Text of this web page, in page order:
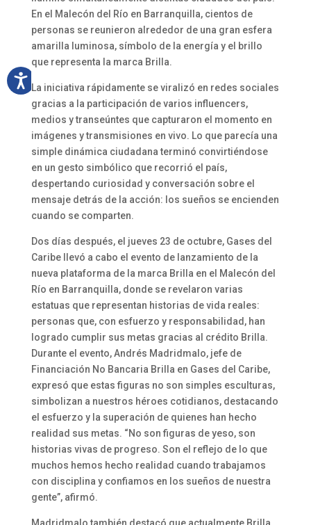
En el Malecón del Río en Barranquilla, cientos de
personas se reunieron alrededor de una gran esfera
amarilla luminosa, símbolo de la energía y el brillo
que representa la marca Brilla.
La iniciativa rápidamente se viralizó en redes sociales
gracias a la participación de varios influencers,
medios y transeúntes que capturaron el momento en
imágenes y transmisiones en vivo. Lo que parecía una
simple dinámica ciudadana terminó convirtiéndose
en un gesto simbólico que recorrió el país,
despertando curiosidad y conversación sobre el
mensaje detrás de la acción: los sueños se encienden
cuando se comparten.
Dos días después, el jueves 23 de octubre, Gases del
Caribe llevó a cabo el evento de lanzamiento de la
nueva plataforma de la marca Brilla en el Malecón del
Río en Barranquilla, donde se revelaron varias
estatuas que representan historias de vida reales:
personas que, con esfuerzo y responsabilidad, han
logrado cumplir sus metas gracias al crédito Brilla.
Durante el evento, Andrés Madridmalo, jefe de
Financiación No Bancaria Brilla en Gases del Caribe,
expresó que estas figuras no son simples esculturas,
simbolizan a nuestros héroes cotidianos, destacando
el esfuerzo y la superación de quienes han hecho
realidad sus metas. “No son figuras de yeso, son
historias vivas de progreso. Son el reflejo de lo que
muchos hemos hecho realidad cuando trabajamos
con disciplina y confiamos en los sueños de nuestra
gente”, afirmó.